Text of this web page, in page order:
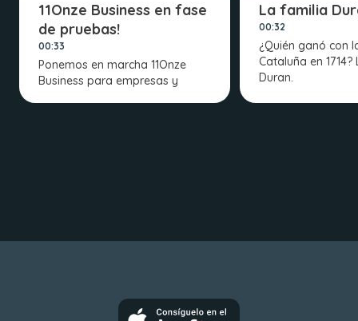
11Onze Business en fase
de pruebas!
00:33
Ponemos en marcha 11Onze
Business para empresas y
La familia
00:32
¿Quién ganó con
Cataluña en
Duran.